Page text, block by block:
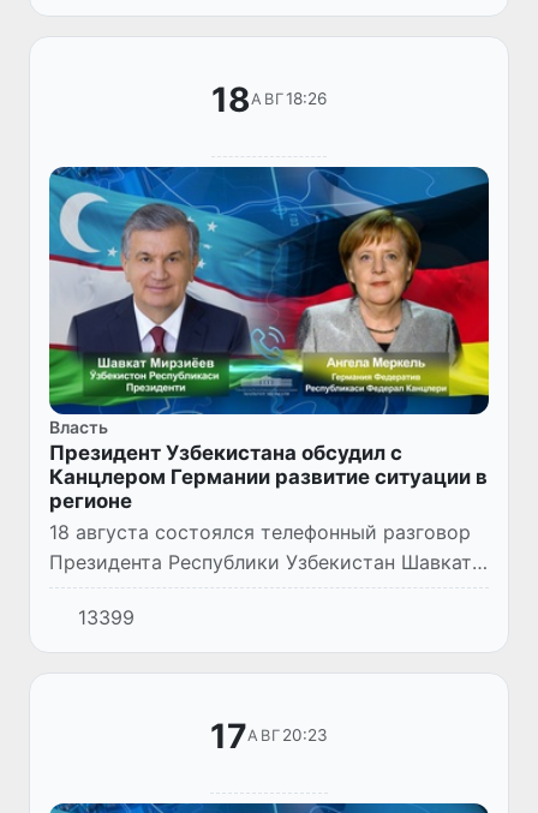
Соединенных Штатов Америки...
18АВГ18:26
Власть
Президент Узбекистана обсудил с
Канцлером Германии развитие ситуации в
регионе
18 августа состоялся телефонный разговор
Президента Республики Узбекистан Шавката
Мирзиёева с Федеральным Канцлером
Германии Ангелой Меркель.
13399
17АВГ 20:23